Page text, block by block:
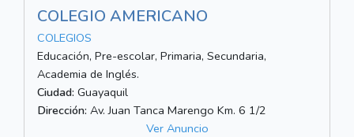
COLEGIO AMERICANO
COLEGIOS
Educación, Pre-escolar, Primaria, Secundaria,
Academia de Inglés.
Ciudad: Guayaquil
Dirección: Av. Juan Tanca Marengo Km. 6 1/2
Ver Anuncio